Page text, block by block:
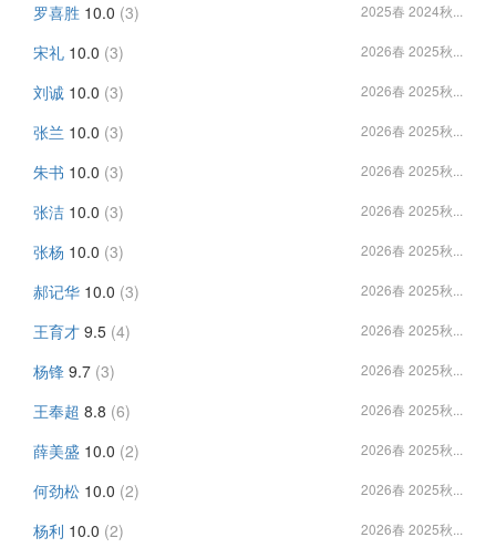
罗喜胜 10.0 (3) 2025春 2024秋...
宋礼 10.0 (3) 2026春 2025秋...
刘诚 10.0 (3) 2026春 2025秋...
张兰 10.0 (3) 2026春 2025秋...
朱书 10.0 (3) 2026春 2025秋...
张洁 10.0 (3) 2026春 2025秋...
张杨 10.0 (3) 2026春 2025秋...
郝记华 10.0 (3) 2026春 2025秋...
王育才 9.5 (4) 2026春 2025秋...
杨锋 9.7 (3) 2026春 2025秋...
王奉超 8.8 (6) 2026春 2025秋...
薛美盛 10.0 (2) 2026春 2025秋...
何劲松 10.0 (2) 2026春 2025秋...
杨利 10.0 (2) 2026春 2025秋...